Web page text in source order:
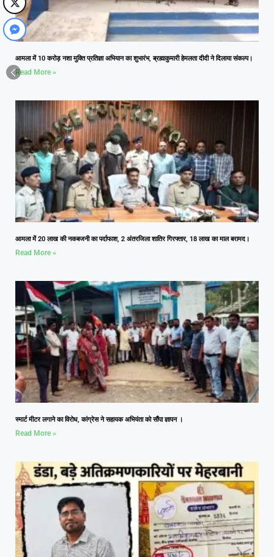
आमला में 10 करोड़ नशा मुक्ति प्रतिज्ञा अभियान का शुभारंभ, ब्रह्माकुमारी हेमलता दीदी ने दिलाया संकल्प।
Read More »
आमला में 20 लाख की नकबजनी का पर्दाफाश, 2 अंतरजिला शातिर गिरफ्तार, 18 लाख का माल बरामद।
Read More »
स्मार्ट मीटर लगाने का विरोध, कांग्रेस ने सहायक अभियंता को सौंपा ज्ञापन ।
Read More »